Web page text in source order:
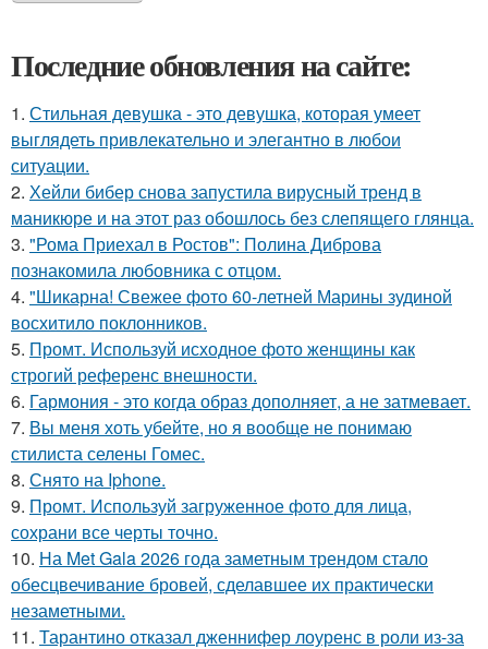
Последние обновления на сайте:
1. Стильная девушка - это девушка, которая умеет
выглядеть привлекательно и элегантно в любои
ситуации.
2. Хейли бибер снова запустила вирусный тренд в
маникюре и на этот раз обошлось без слепящего глянца.
3. "Рома Приехал в Ростов": Полина Диброва
познакомила любовника с отцом.
4. "Шикарна! Свежее фото 60-летней Марины зудиной
восхитило поклонников.
5. Промт. Используй исходное фото женщины как
строгий референс внешности.
6. Гармония - это когда образ дополняет, а не затмевает.
7. Вы меня хоть убейте, но я вообще не понимаю
стилиста селены Гомес.
8. Снято на Iphone.
9. Промт. Используй загруженное фото для лица,
сохрани все черты точно.
10. На Met Gala 2026 года заметным трендом стало
обесцвечивание бровей, сделавшее их практически
незаметными.
11. Тарантино отказал дженнифер лоуренс в роли из-за